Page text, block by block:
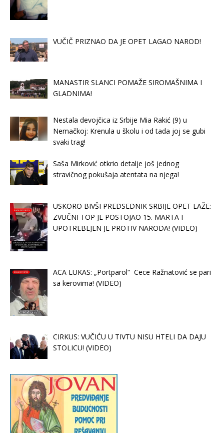
VUČIČ PRIZNAO DA JE OPET LAGAO NAROD!
MANASTIR SLANCI POMAŽE SIROMAŠNIMA I
GLADNIMA!
Nestala devojčica iz Srbije Mia Rakić (9) u
Nemačkoj: Krenula u školu i od tada joj se gubi
svaki trag!
Saša Mirković otkrio detalje još jednog
stravičnog pokušaja atentata na njega!
USKORO BIVŠI PREDSEDNIK SRBIJE OPET LAŽE:
ZVUČNI TOP JE POSTOJAO 15. MARTA I
UPOTREBLJEN JE PROTIV NARODA! (VIDEO)
ACA LUKAS: „Portparol“ Cece Ražnatović se pari
sa kerovima! (VIDEO)
CIRKUS: VUČIĆU U TIVTU NISU HTELI DA DAJU
STOLICU! (VIDEO)